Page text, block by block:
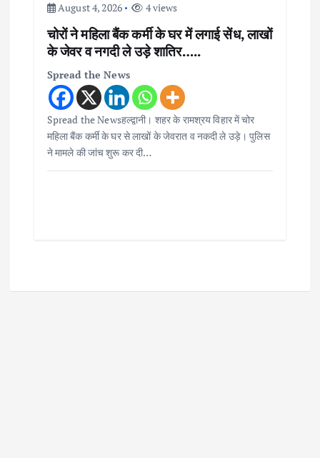
August 4, 2026
4 views
चोरों ने महिला बैंक कर्मी के घर में लगाई सेंध, लाखों
के जेवर व नगदी ले उड़े शातिर…..
Spread the News
Spread the Newsहल्द्वानी। शहर के रामश्रय विहार में चोर
महिला बैंक कर्मी के घर से लाखों के जेवरात व नकदी ले उड़े। पुलिस
ने मामले की जांच शुरू कर दी…